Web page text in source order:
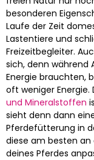
besonderen
Laufe der Zeit
Lastentiere und
Freizeitbegleiter.
sich, denn während
Energie brauchten,
oft weniger Energie.
und Mineralstoffen
sieht denn dann
Pferdefütterung in
diese am besten an
deines Pferdes